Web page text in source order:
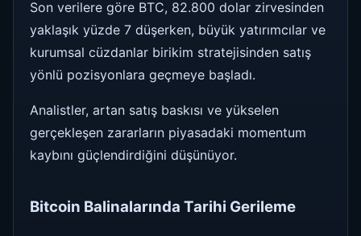
Son verilere göre BTC, 82.800 dolar zirvesinden
yaklaşık yüzde 7 düşerken, büyük yatırımcılar ve
kurumsal cüzdanlar birikim stratejisinden satış
yönlü pozisyonlara geçmeye başladı.
Analistler, artan satış baskısı ve yükselen
gerçekleşen zararların piyasadaki momentum
kaybını güçlendirdiğini düşünüyor.
Bitcoin Balinalarında Tarihi Gerileme